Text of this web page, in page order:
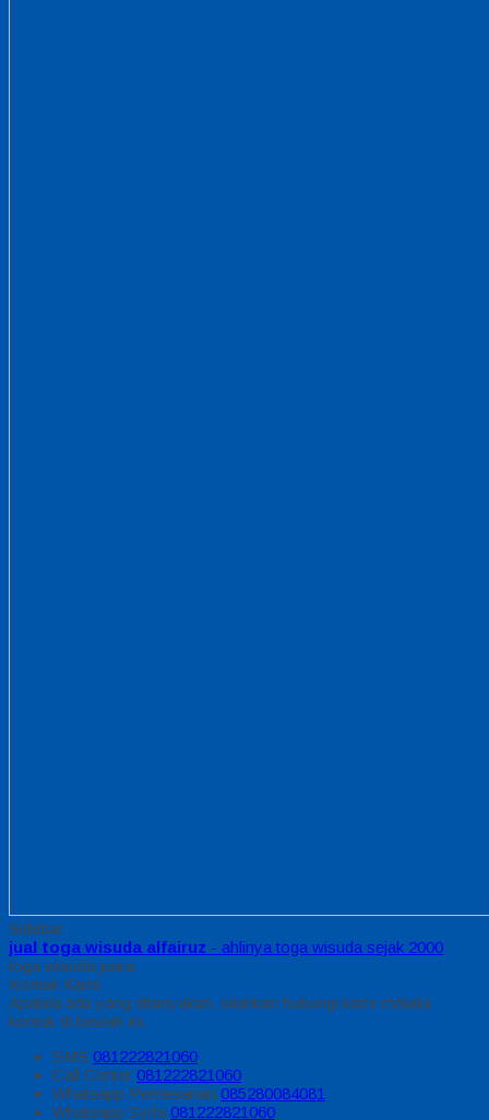
Sidebar
jual toga wisuda alfairuz - ahlinya toga wisuda sejak 2000
toga wisuda juara
Kontak Kami
Apabila ada yang ditanyakan, silahkan hubungi kami melalui
kontak di bawah ini.
SMS 081222821060
Call Center 081222821060
Whatsapp Pemesanan 085280084081
Whatsapp Syifa 081222821060